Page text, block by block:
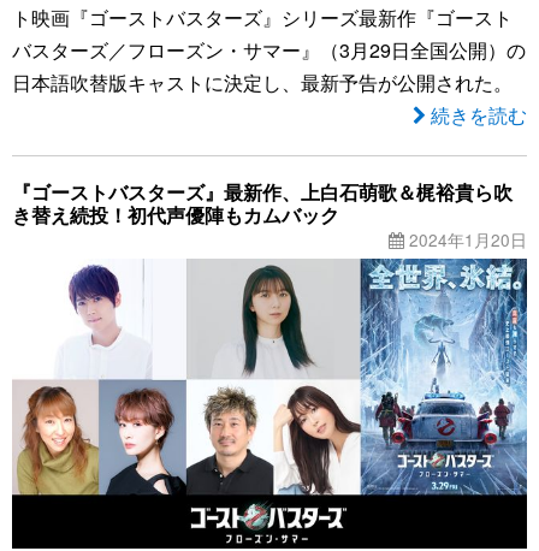
ト映画『ゴーストバスターズ』シリーズ最新作『ゴースト
バスターズ／フローズン・サマー』（3月29日全国公開）の
日本語吹替版キャストに決定し、最新予告が公開された。
続きを読む
『ゴーストバスターズ』最新作、上白石萌歌＆梶裕貴ら吹
き替え続投！初代声優陣もカムバック
2024年1月20日